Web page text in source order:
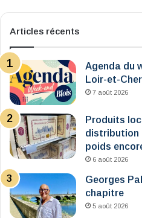
Articles récents
Agenda du
Loir-et-Cher
7 août 2026
Produits
distribution
poids
6 août 2026
Georges
chapitre
5 août 2026